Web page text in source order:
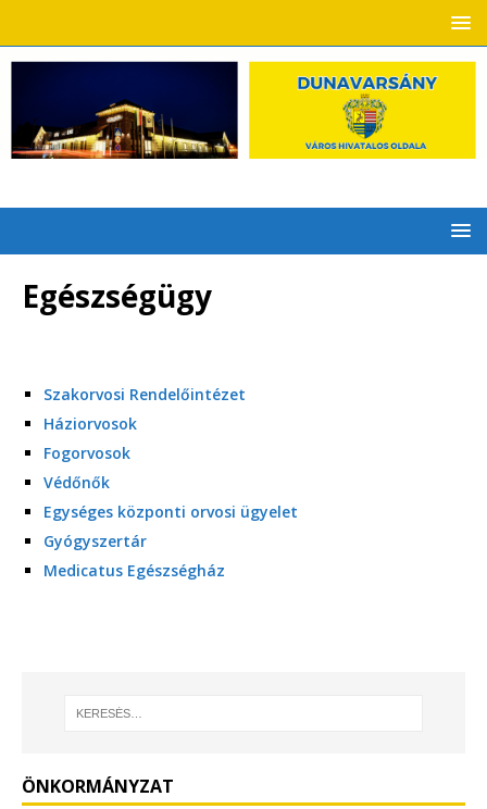
Egészségügy
Szakorvosi Rendelőintézet
Háziorvosok
Fogorvosok
Védőnők
Egységes központi orvosi ügyelet
Gyógyszertár
Medicatus Egészségház
ÖNKORMÁNYZAT